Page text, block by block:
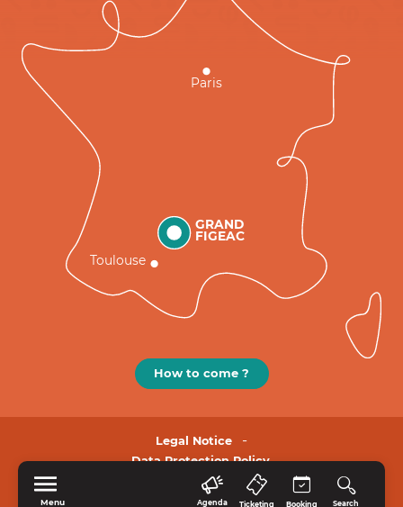
Menu Agenda Ticketing Booking Search
GRAND
FIGEAC
Toulouse
Paris
How to come ?
Legal Notice
Data Protection Policy.